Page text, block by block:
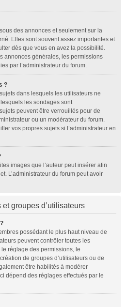
des annonces et seulement sur la
Elles sont souvent assez importantes et
dès que vous en avez la possibilité.
annonces générales, les permissions
par l’administrateur du forum.
?
dans lesquels les utilisateurs ne
les sondages sont
peuvent être verrouillés pour de
ou un modérateur du forum.
vos propres sujets si l’administrateur en
images que l’auteur peut insérer afin
L’administrateur du forum peut avoir
groupes d’utilisateurs
possédant le plus haut niveau de
peuvent contrôler toutes les
réglage des permissions, le
de groupes d’utilisateurs ou de
être habilités à modérer
dépend des réglages effectués par le